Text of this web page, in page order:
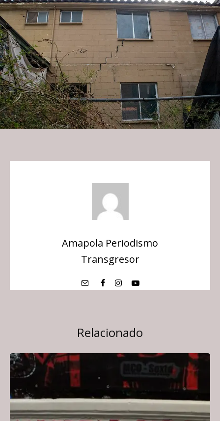
Amapola Periodismo
Transgresor
Relacionado